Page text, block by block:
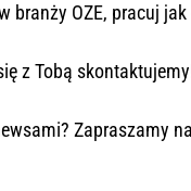
branży OZE, pracuj jak
z Tobą
Zapraszamy